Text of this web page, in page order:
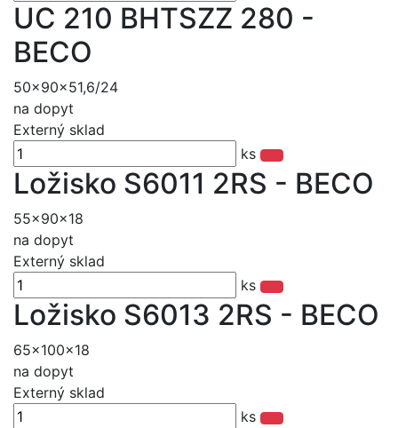
UC 210 BHTSZZ 280 -
BECO
50x90x51,6/24
na dopyt
Externý sklad
ks
Ložisko S6011 2RS - BECO
55x90x18
na dopyt
Externý sklad
ks
Ložisko S6013 2RS - BECO
65x100x18
na dopyt
Externý sklad
ks